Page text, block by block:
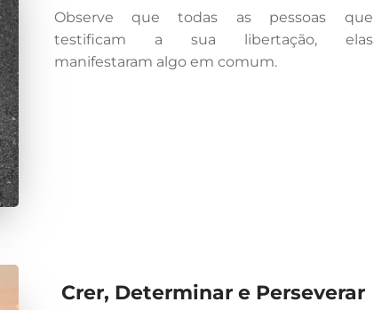
Observe que todas as pessoas que
testificam a sua libertação, elas
manifestaram algo em comum.
Crer, Determinar e Perseverar